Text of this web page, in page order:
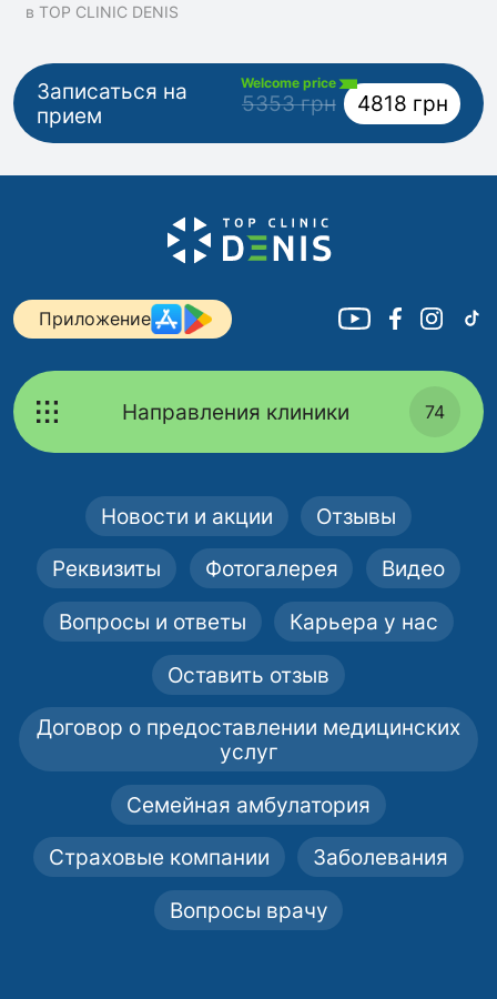
в TOP CLINIC DENIS
Записаться на
прием
Welcome price
5353 грн 4818 грн
Приложение
Направления клиники 74
Новости и акции Отзывы
Реквизиты Фотогалерея Видео
Вопросы и ответы Карьера у нас
Оставить отзыв
Договор о предоставлении медицинских
услуг
Семейная амбулатория
Страховые компании Заболевания
Вопросы врачу